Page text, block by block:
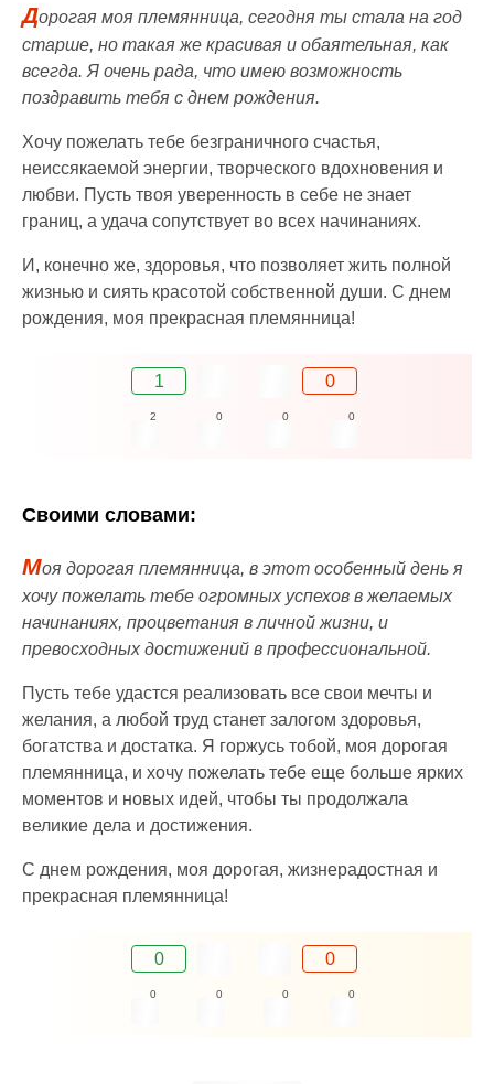
Дорогая моя племянница, сегодня ты стала на год
старше, но такая же красивая и обаятельная, как
всегда. Я очень рада, что имею возможность
поздравить тебя с днем рождения.
Хочу пожелать тебе безграничного счастья,
неиссякаемой энергии, творческого вдохновения и
любви. Пусть твоя уверенность в себе не знает
границ, а удача сопутствует во всех начинаниях.
И, конечно же, здоровья, что позволяет жить полной
жизнью и сиять красотой собственной души. С днем
рождения, моя прекрасная племянница!
1 0
2 0 0 0
Своими словами:
Моя дорогая племянница, в этот особенный день я
хочу пожелать тебе огромных успехов в желаемых
начинаниях, процветания в личной жизни, и
превосходных достижений в профессиональной.
Пусть тебе удастся реализовать все свои мечты и
желания, а любой труд станет залогом здоровья,
богатства и достатка. Я горжусь тобой, моя дорогая
племянница, и хочу пожелать тебе еще больше ярких
моментов и новых идей, чтобы ты продолжала
великие дела и достижения.
С днем рождения, моя дорогая, жизнерадостная и
прекрасная племянница!
0 0
0 0 0 0